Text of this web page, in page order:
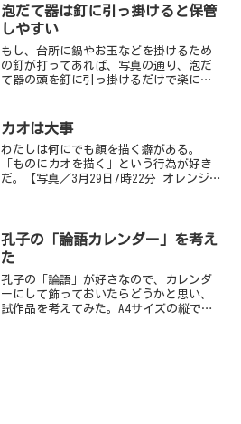
泡だて器は釘に引っ掛けると保管
しやすい
もし、台所に鍋やお玉などを掛けるため
の釘が打ってあれば、写真の通り、泡だ
て器の頭を釘に引っ掛けるだけで楽に保
カオは大事
わたしは何にでも顔を描く癖がある。
「ものにカオを描く」という行為が好き
だ。【写真／3月29日7時22分 オレンジ
孔子の「論語カレンダー」を考え
た
孔子の「論語」が好きなので、カレンダ
ーにして飾っておいたらどうかと思い、
試作品を考えてみた。A4サイズの縦で作